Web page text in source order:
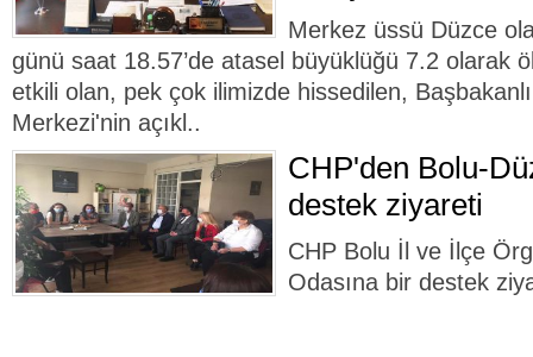
Merkez üssü Düzce
günü saat 18.57’de atasel büyüklüğü 7.2 olarak
etkili olan, pek çok ilimizde hissedilen,
Merkezi'nin açıkl..
CHP'den Bolu-
destek ziyareti
CHP Bolu İl ve İlçe
Odasına bir destek